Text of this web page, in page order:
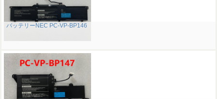
バッテリーNEC PC-VP-BP146